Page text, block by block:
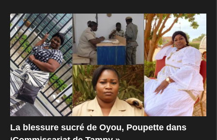
La blessure sucré de Oyou, Poupette dans